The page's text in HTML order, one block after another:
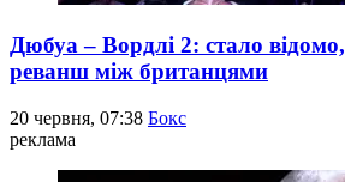
Дюбуа – Вордлі 2: стало відомо,
реванш між британцями
20 червня, 07:38 Бокс
реклама